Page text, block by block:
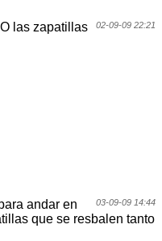
02-09-09 22:21
las zapatillas
03-09-09 14:44
andar en
que se resbalen tanto